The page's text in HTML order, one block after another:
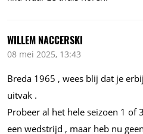
WILLEM NACCERSKI
08 mei 2025, 13:43
Breda 1965 , wees blij dat je
uitvak .
Probeer al het hele seizoen 1 of
een wedstrijd , maar heb nu